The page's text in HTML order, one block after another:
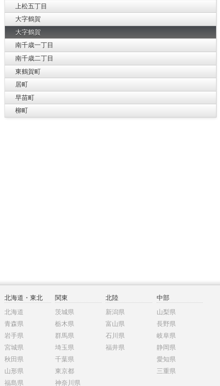
上松五丁目
大字鶴賀
大字鶴賀
南千歳一丁目
南千歳二丁目
東鶴賀町
居町
早苗町
柳町
北海道・東北
北海道
青森県
岩手県
宮城県
秋田県
山形県
福島県
関東
茨城県
栃木県
群馬県
埼玉県
千葉県
東京都
神奈川県
北陸
新潟県
富山県
石川県
福井県
中部
山梨県
長野県
岐阜県
静岡県
愛知県
三重県